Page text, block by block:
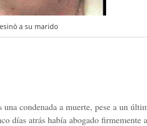
a su marido
condenada a muerte, pese a un
días atrás había abogado firmemente